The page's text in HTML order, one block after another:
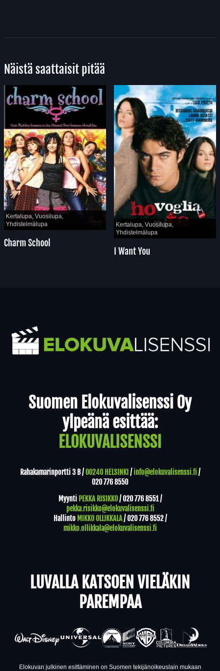
Näistä saattaisit pitää
Kertalupa, Vuosilupa,
Yhdistelmälupa
Charm School
Kertalupa, Vuosilupa,
Yhdistelmälupa
I Want You
Suomen Elokuvalisenssi Oy
ylpeänä esittää:
ELOKUVALISENSSI
Rahakamarinportti 3 B /00240 HELSINKI / info@elokuvalisenssi.fi/
020 776 8550
Myynti PEKKA RISIKKO/020 776 8551/
pekka.risikko@elokuvalisenssi.fi
Hallinto MIKKO OLLIKKALA/020 776 8552/
mikko.ollikkala@elokuvalisenssi.fi
LUVALLA KATSOEN VIELÄKIN
PAREMPAA
Elokuvan julkinen esittäminen on Suomen tekijänoikeuslain mukaan